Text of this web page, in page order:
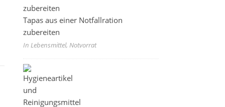
Tapas aus einer Notfallration
zubereiten
In Lebensmittel, Notvorrat